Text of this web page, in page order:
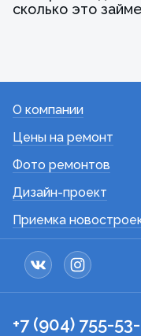
сколько это
О компании
Цены на ремонт
Фото ремонтов
Дизайн-проект
Приемка
+7 (904) 755-